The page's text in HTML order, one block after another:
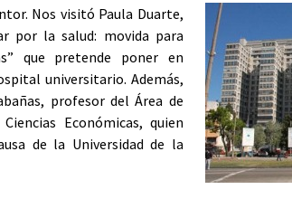
Nos visitó Paula Duarte,
por la salud: movida para
que pretende poner en
universitario. Además,
profesor del Área de
Económicas, quien
de la Universidad de la